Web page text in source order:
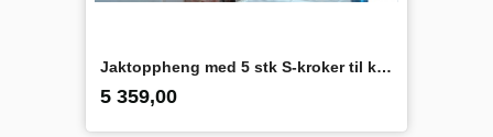
Jaktoppheng med 5 stk S-kroker til kjølerom
Pris
5 359,00mva.